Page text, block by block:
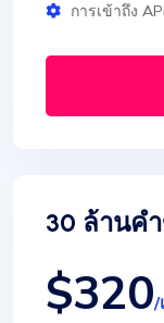
การเข้าถึง API
30 ล้านค
$320/